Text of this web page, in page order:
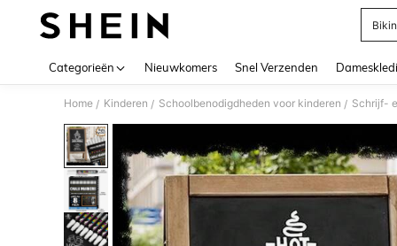
Categorieën Nieuwkomers Snel Verzenden
Home / Kinderen / Schoolbenodigdheden voor kinderen / Schrijf-